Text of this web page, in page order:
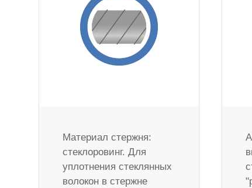
Материал стержня:
стеклоровинг. Для
уплотнения стеклянных
волокон в стержне